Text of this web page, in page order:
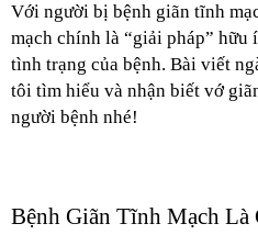
Với người bị bệnh giãn tĩnh
mạch chính là “giải pháp”
tình trạng của bệnh. Bài viết
tôi tìm hiểu và nhận biết vớ
người bệnh nhé!
Bệnh Giãn Tĩnh Mạch Là